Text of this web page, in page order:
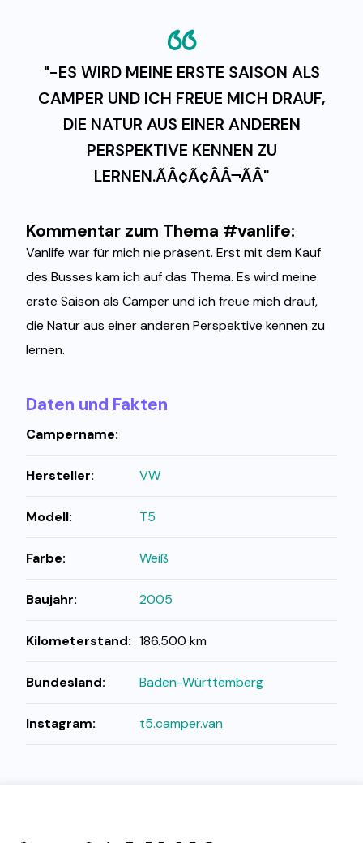
"-ES WIRD MEINE ERSTE SAISON ALS
CAMPER UND ICH FREUE MICH DRAUF,
DIE NATUR AUS EINER ANDEREN
PERSPEKTIVE KENNEN ZU
LERNEN.ÃÂ¢Ã¢ÂÂ¬ÃÂ"
Kommentar zum Thema #vanlife:
Vanlife war für mich nie präsent. Erst mit dem Kauf
des Busses kam ich auf das Thema. Es wird meine
erste Saison als Camper und ich freue mich drauf,
die Natur aus einer anderen Perspektive kennen zu
lernen.
Daten und Fakten
Campername:
Hersteller: VW
Modell: T5
Farbe: Weiß
Baujahr: 2005
Kilometerstand: 186.500 km
Bundesland: Baden-Württemberg
Instagram: t5.camper.van